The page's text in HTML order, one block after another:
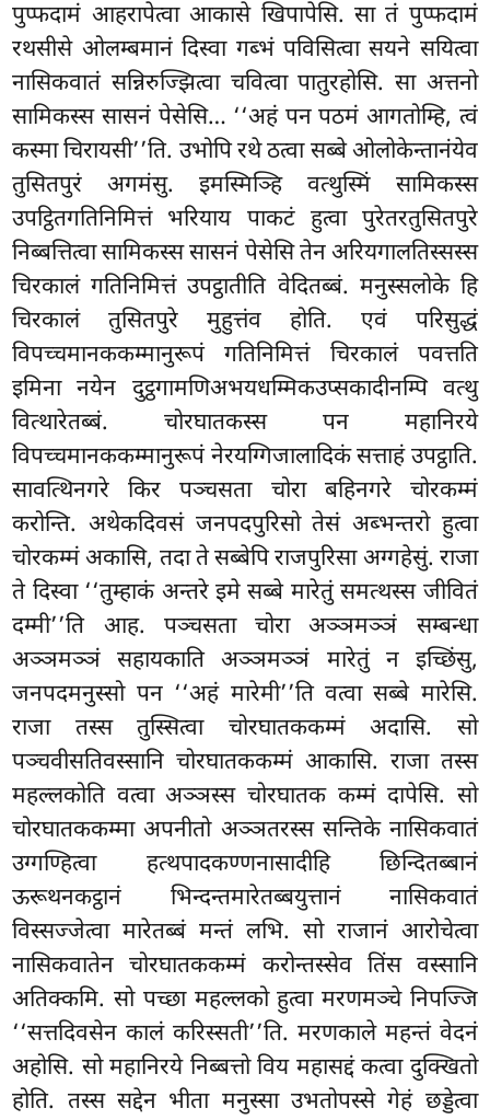
पुप्फदामं आहरापेत्वा आकासे खिपापेसि. सा तं पुप्फदामं
रथसीसे ओलम्बमानं दिस्वा गब्भं पविसित्वा सयने सयित्वा
नासिकवातं सन्निरुज्झित्वा चवित्वा पातुरहोसि. सा अत्तनो
सामिकस्स सासनं पेसेसि… ‘‘अहं पन पठमं आगतोम्हि, त्वं
कस्मा चिरायसी’’ति. उभोपि रथे ठत्वा सब्बे ओलोकेन्तानंयेव
तुसितपुरं अगमंसु. इमस्मिञ्हि वत्थुस्मिं सामिकस्स
उपट्ठितगतिनिमित्तं भरियाय पाकटं हुत्वा पुरेतरतुसितपुरे
निब्बत्तित्वा सामिकस्स सासनं पेसेसि तेन अरियगालतिस्सस्स
चिरकालं गतिनिमित्तं उपट्ठातीति वेदितब्बं. मनुस्सलोके हि
चिरकालं तुसितपुरे मुहुत्तंव होति. एवं परिसुद्धं
विपच्चमानककम्मानुरूपं गतिनिमित्तं चिरकालं पवत्तति
इमिना नयेन दुट्ठगामणिअभयधम्मिकउप्सकादीनम्पि वत्थु
वित्थारेतब्बं. चोरघातकस्स पन महानिरये
विपच्चमानककम्मानुरूपं नेरयग्गिजालादिकं सत्ताहं उपट्ठाति.
सावत्थिनगरे किर पञ्चसता चोरा बहिनगरे चोरकम्मं
करोन्ति. अथेकदिवसं जनपदपुरिसो तेसं अब्भन्तरो हुत्वा
चोरकम्मं अकासि, तदा ते सब्बेपि राजपुरिसा अग्गहेसुं. राजा
ते दिस्वा ‘‘तुम्हाकं अन्तरे इमे सब्बे मारेतुं समत्थस्स जीवितं
दम्मी’’ति आह. पञ्चसता चोरा अञ्ञमञ्ञं सम्बन्धा
अञ्ञमञ्ञं सहायकाति अञ्ञमञ्ञं मारेतुं न इच्छिंसु,
जनपदमनुस्सो पन ‘‘अहं मारेमी’’ति वत्वा सब्बे मारेसि.
राजा तस्स तुस्सित्वा चोरघातककम्मं अदासि. सो
पञ्चवीसतिवस्सानि चोरघातककम्मं आकासि. राजा तस्स
महल्लकोति वत्वा अञ्ञस्स चोरघातक कम्मं दापेसि. सो
चोरघातककम्मा अपनीतो अञ्ञतरस्स सन्तिके नासिकवातं
उग्गण्हित्वा हत्थपादकण्णनासादीहि छिन्दितब्बानं
ऊरूथनकट्ठानं भिन्दन्तमारेतब्बयुत्तानं नासिकवातं
विस्सज्जेत्वा मारेतब्बं मन्तं लभि. सो राजानं आरोचेत्वा
नासिकवातेन चोरघातककम्मं करोन्तस्सेव तिंस वस्सानि
अतिक्कमि. सो पच्छा महल्लको हुत्वा मरणमञ्चे निपज्जि
‘‘सत्तदिवसेन कालं करिस्सती’’ति. मरणकाले महन्तं वेदनं
अहोसि. सो महानिरये निब्बत्तो विय महासद्दं कत्वा दुक्खितो
होति. तस्स सद्देन भीता मनुस्सा उभतोपस्से गेहं छड्डेत्वा